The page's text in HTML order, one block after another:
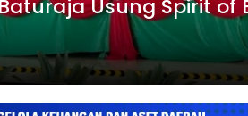
Usung Spirit of